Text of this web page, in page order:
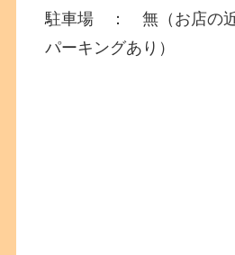
駐車場 ： 無（お店の
パーキングあり）